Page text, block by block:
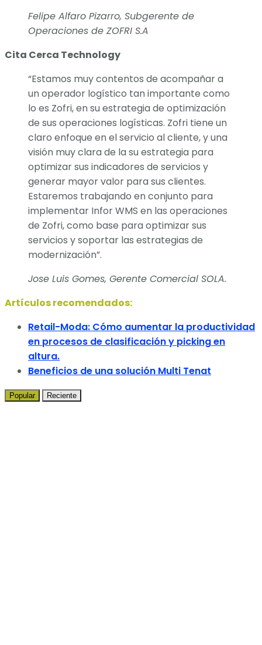
Felipe Alfaro Pizarro, Subgerente de
Operaciones de ZOFRI S.A
Cita Cerca Technology
“Estamos muy contentos de acompañar a
un operador logístico tan importante como
lo es Zofri, en su estrategia de optimización
de sus operaciones logísticas. Zofri tiene un
claro enfoque en el servicio al cliente, y una
visión muy clara de la su estrategia para
optimizar sus indicadores de servicios y
generar mayor valor para sus clientes.
Estaremos trabajando en conjunto para
implementar Infor WMS en las operaciones
de Zofri, como base para optimizar sus
servicios y soportar las estrategias de
modernización”.
Jose Luis Gomes, Gerente Comercial SOLA.
Artículos recomendados:
Retail-Moda: Cómo aumentar la productividad
en procesos de clasificación y picking en
altura.
Beneficios de una solución Multi Tenat
Popular Reciente